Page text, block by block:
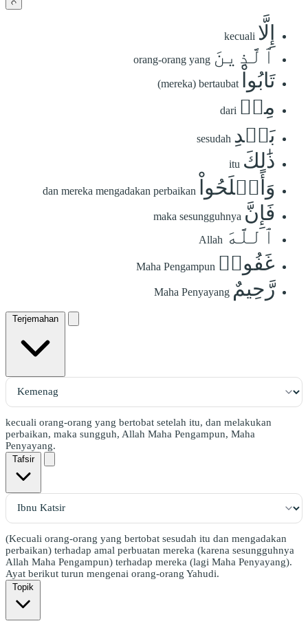
إِلَّا kecuali
ٱلَّذِينَ orang-orang yang
تَابُواْ (mereka) bertaubat
مِنۢ dari
بَعۡدِ sesudah
ذَٰلِكَ itu
وَأَصۡلَحُواْ dan mereka mengadakan perbaikan
فَإِنَّ maka sesungguhnya
ٱللَّهَ Allah
غَفُورٞ Maha Pengampun
رَّحِيمٌ Maha Penyayang
Terjemahan
kecuali orang-orang yang bertobat setelah itu, dan melakukan
perbaikan, maka sungguh, Allah Maha Pengampun, Maha
Penyayang.
Tafsir
(Kecuali orang-orang yang bertobat sesudah itu dan mengadakan
perbaikan) terhadap amal perbuatan mereka (karena sesungguhnya
Allah Maha Pengampun) terhadap mereka (lagi Maha Penyayang).
Ayat berikut turun mengenai orang-orang Yahudi.
Topik